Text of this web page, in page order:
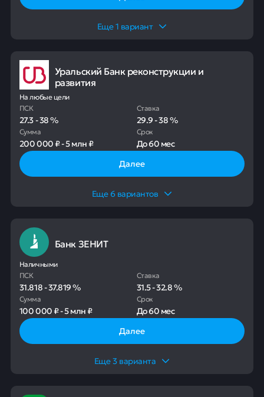
Еще1 вариант
Уральский Банк реконструкции и
развития
На любые цели
ПСК
27.3-38%
Ставка
29.9-38%
Сумма
200 000 ₽-5 млн ₽
Срок
До60 мес
Далее
Еще6 вариантов
Банк ЗЕНИТ
Наличными
ПСК
31.818-37.819%
Ставка
31.5-32.8%
Сумма
100 000 ₽-5 млн ₽
Срок
До60 мес
Далее
Еще3 варианта